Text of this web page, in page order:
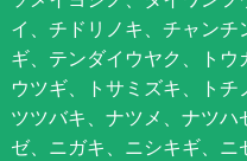
イ、チドリノキ、チャン
ギ、テンダイウヤク、ト
ウツギ、トサミズキ、ト
ツツバキ、ナツメ、ナツ
ゼ、ニガキ、ニシキギ、